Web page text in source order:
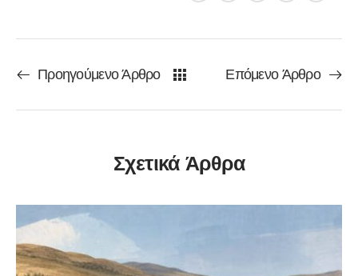
Προηγούμενο Άρθρο Επόμενο Άρθρο
Σχετικά Άρθρα